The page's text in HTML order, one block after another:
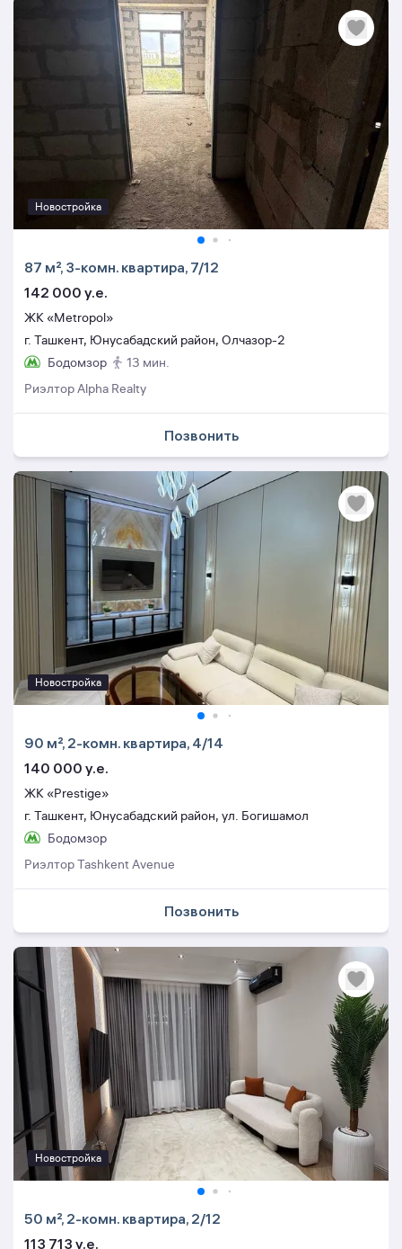
Новостройка
87 м², 3-комн. квартира, 7/12
142 000 y.e.
ЖК «Metropol»
г. Ташкент, Юнусабадский район, Олчазор-2
Бодомзор
13 мин.
Риэлтор Alpha Realty
Позвонить
Новостройка
90 м², 2-комн. квартира, 4/14
140 000 y.e.
ЖК «Prestige»
г. Ташкент, Юнусабадский район, ул. Богишамол
Бодомзор
Риэлтор Tashkent Avenue
Позвонить
Новостройка
50 м², 2-комн. квартира, 2/12
113 713 y.e.